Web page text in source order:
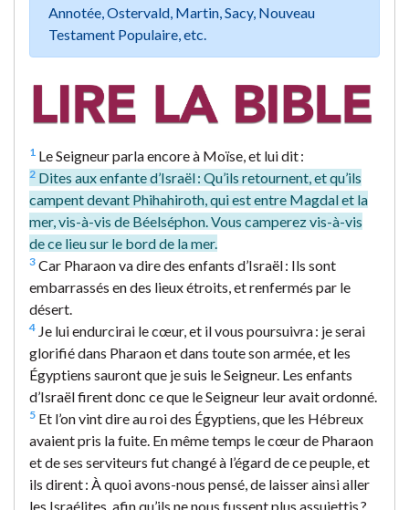
Annotée, Ostervald, Martin, Sacy, Nouveau
Testament Populaire, etc.
1 Le Seigneur parla encore à Moïse, et lui dit :
2 Dites aux enfante d’Israël : Qu’ils retournent, et qu’ils
campent devant Phihahiroth, qui est entre Magdal et la
mer, vis-à-vis de Béelséphon. Vous camperez vis-à-vis
de ce lieu sur le bord de la mer.
3 Car Pharaon va dire des enfants d’Israël : Ils sont
embarrassés en des lieux étroits, et renfermés par le
désert.
4 Je lui endurcirai le cœur, et il vous poursuivra : je serai
glorifié dans Pharaon et dans toute son armée, et les
Égyptiens sauront que je suis le Seigneur. Les enfants
d’Israël firent donc ce que le Seigneur leur avait ordonné.
5 Et l’on vint dire au roi des Égyptiens, que les Hébreux
avaient pris la fuite. En même temps le cœur de Pharaon
et de ses serviteurs fut changé à l’égard de ce peuple, et
ils dirent : À quoi avons-nous pensé, de laisser ainsi aller
les Israélites, afin qu’ils ne nous fussent plus assujettis ?